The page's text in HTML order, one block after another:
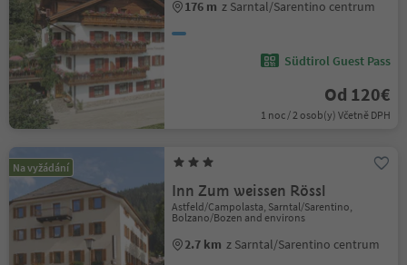
176 m z Sarntal/Sarentino centrum
Südtirol Guest Pass
Od 120€
1 noc / 2 osob(y) Včetně DPH
Na vyžádání
Inn Zum weissen Rössl
Astfeld/Campolasta, Sarntal/Sarentino,
Bolzano/Bozen and environs
2.7 km z Sarntal/Sarentino centrum